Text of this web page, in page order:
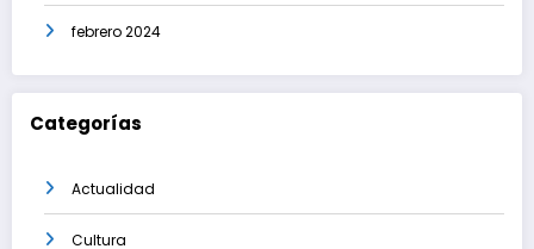
febrero 2024
Categorías
Actualidad
Cultura